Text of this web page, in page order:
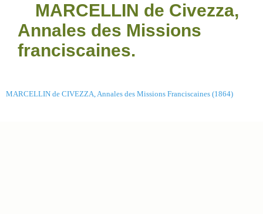
MARCELLIN de Civezza,
Annales des Missions
franciscaines.
MARCELLIN de CIVEZZA, Annales des Missions Franciscaines (1864)